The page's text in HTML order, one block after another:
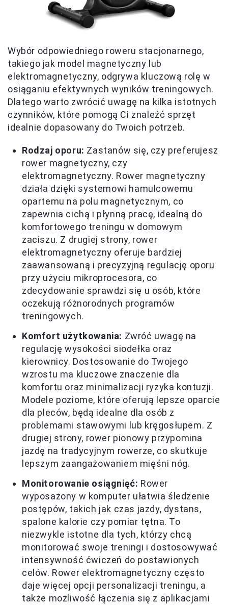
Wybór odpowiedniego roweru stacjonarnego,
takiego jak model magnetyczny lub
elektromagnetyczny, odgrywa kluczową rolę w
osiąganiu efektywnych wyników treningowych.
Dlatego warto zwrócić uwagę na kilka istotnych
czynników, które pomogą Ci znaleźć sprzęt
idealnie dopasowany do Twoich potrzeb.
Rodzaj oporu: Zastanów się, czy preferujesz
rower magnetyczny, czy
elektromagnetyczny. Rower magnetyczny
działa dzięki systemowi hamulcowemu
opartemu na polu magnetycznym, co
zapewnia cichą i płynną pracę, idealną do
komfortowego treningu w domowym
zaciszu. Z drugiej strony, rower
elektromagnetyczny oferuje bardziej
zaawansowaną i precyzyjną regulację oporu
przy użyciu mikroprocesora, co
zdecydowanie sprawdzi się u osób, które
oczekują różnorodnych programów
treningowych.
Komfort użytkowania: Zwróć uwagę na
regulację wysokości siodełka oraz
kierownicy. Dostosowanie do Twojego
wzrostu ma kluczowe znaczenie dla
komfortu oraz minimalizacji ryzyka kontuzji.
Modele poziome, które oferują lepsze oparcie
dla pleców, będą idealne dla osób z
problemami stawowymi lub kręgosłupem. Z
drugiej strony, rower pionowy przypomina
jazdę na tradycyjnym rowerze, co skutkuje
lepszym zaangażowaniem mięśni nóg.
Monitorowanie osiągnięć: Rower
wyposażony w komputer ułatwia śledzenie
postępów, takich jak czas jazdy, dystans,
spalone kalorie czy pomiar tętna. To
niezwykle istotne dla tych, którzy chcą
monitorować swoje treningi i dostosowywać
intensywność ćwiczeń do postawionych
celów. Rower elektromagnetyczny często
daje więcej opcji personalizacji treningu, a
także możliwość łączenia się z aplikacjami